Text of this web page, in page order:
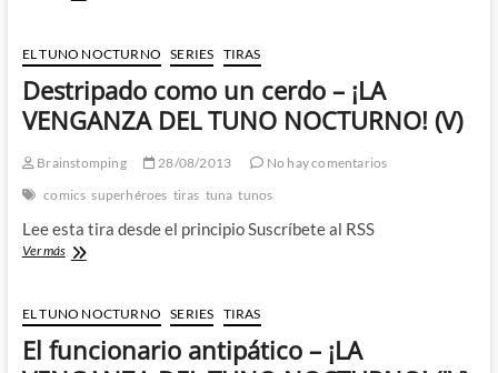
–
¡LA
VENGANZA
DEL
TUNO
(VI)
EL TUNO NOCTURNO SERIES TIRAS
Destripado como un cerdo – ¡LA
VENGANZA DEL TUNO NOCTURNO! (V)
Brainstomping 28/08/2013
No hay comentarios
comics superhéroes tiras tuna tunos
Lee esta tira desde el principio Suscríbete al RSS
Ver másDestripado
cerdo
–
¡LA
VENGANZA
EL TUNO NOCTURNO SERIES TIRAS
El funcionario antipático – ¡LA